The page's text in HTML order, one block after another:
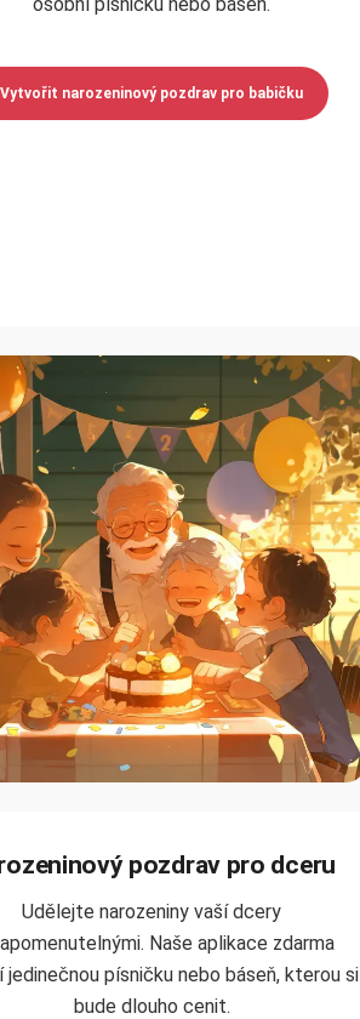
Vytvořit narozeninový pozdrav pro babičku
pozdrav pro dceru
Udělejte narozeniny vaší dcery
Naše aplikace zdarma
písničku nebo báseň, kterou si
bude dlouho cenit.